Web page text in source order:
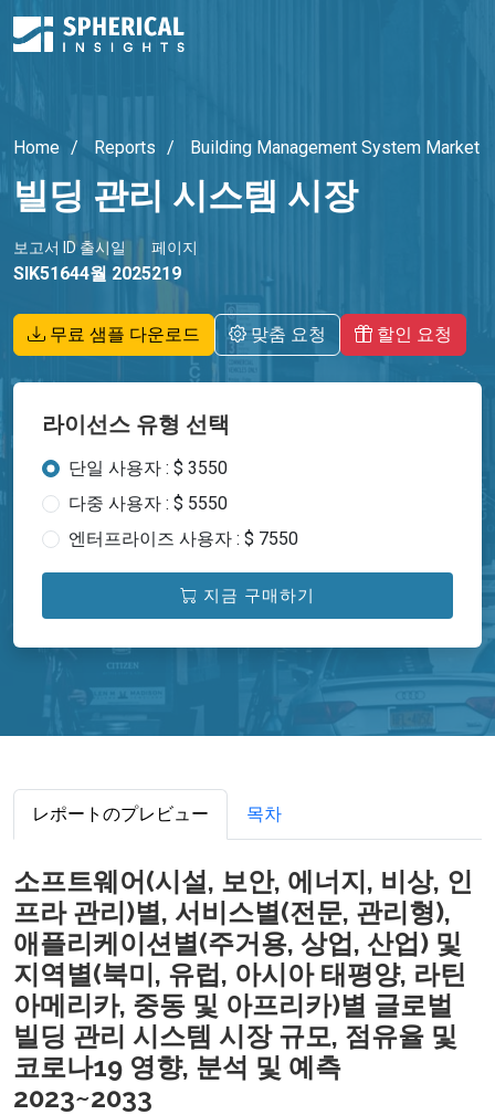
Home Reports Building Management System Market
빌딩 관리 시스템 시장
보고서 ID
SIK5164
출시일
4월 2025
페이지
219
무료 샘플 다운로드 맞춤 요청 할인 요청
라이선스 유형 선택
단일 사용자 : $ 3550
다중 사용자 : $ 5550
엔터프라이즈 사용자 : $ 7550
지금 구매하기
レポートのプレビュー 목차
소프트웨어(시설, 보안, 에너지, 비상, 인
프라 관리)별, 서비스별(전문, 관리형),
애플리케이션별(주거용, 상업, 산업) 및
지역별(북미, 유럽, 아시아 태평양, 라틴
아메리카, 중동 및 아프리카)별 글로벌
빌딩 관리 시스템 시장 규모, 점유율 및
코로나19 영향, 분석 및 예측
2023~2033